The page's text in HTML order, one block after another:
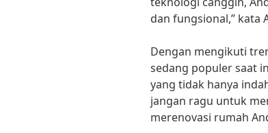
dan fungsional,” kata
Dengan mengikuti
sedang populer saat
yang tidak hanya
jangan ragu untuk
merenovasi rumah